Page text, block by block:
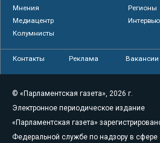
Мнения
Регионы
Медиацентр
Интервью
Колумнисты
Контакты Реклама Вакансии
© «Парламентская газета», 2026 г.
Электронное периодическое издание
«Парламентская газета»
Федеральной службе по надзору в сфере